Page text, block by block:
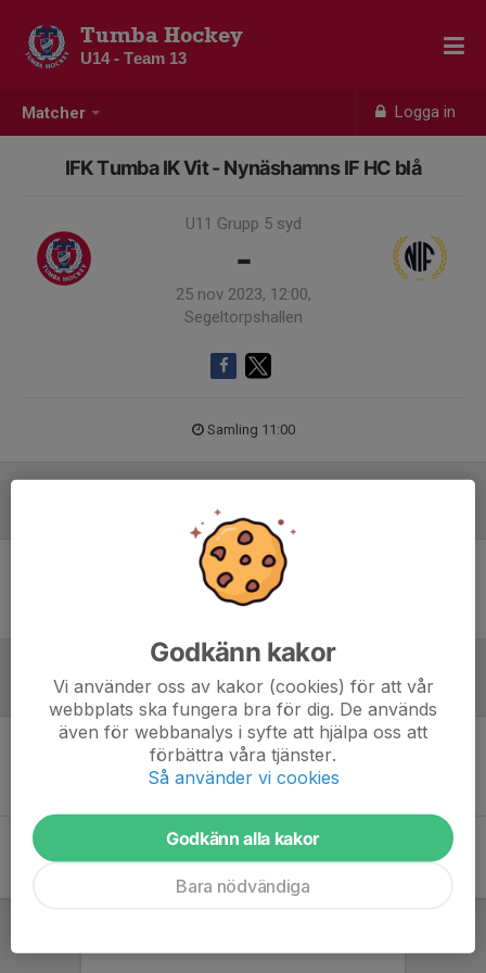
Matcher Logga in
Tumba Hockey
U14 - Team 13
IFK Tumba IK Vit - Nynäshamns IF HC blå
U11 Grupp 5 syd
-
25 nov 2023, 12:00,
Segeltorpshallen
Samling 11:00
Ingen uppställning ifylld
Referat
Inget referat skrivet
Godkänn kakor
Vi använder oss av kakor (cookies) för att vår
webbplats ska fungera bra för dig. De används
även för webbanalys i syfte att hjälpa oss att
förbättra våra tjänster.
Så använder vi cookies
Godkänn alla kakor
Bara nödvändiga